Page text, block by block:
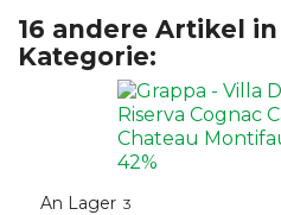
16 andere Artikel
Kategorie:
An Lager 3